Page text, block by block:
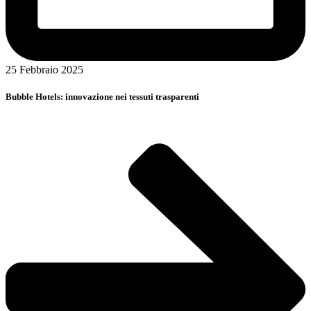
25 Febbraio 2025
Bubble Hotels: innovazione nei tessuti trasparenti